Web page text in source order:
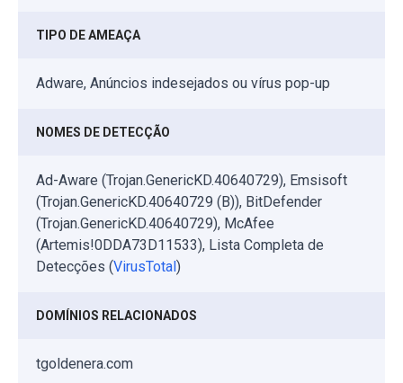
TIPO DE AMEAÇA
Adware, Anúncios indesejados ou vírus pop-up
NOMES DE DETECÇÃO
Ad-Aware (Trojan.GenericKD.40640729), Emsisoft
(Trojan.GenericKD.40640729 (B)), BitDefender
(Trojan.GenericKD.40640729), McAfee
(Artemis!0DDA73D11533), Lista Completa de
Detecções (VirusTotal)
DOMÍNIOS RELACIONADOS
tgoldenera.com